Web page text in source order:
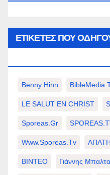
ΕΤΙΚΈΤΕΣ ΠΟΥ
Benny Hinn
LE SALUT EN CHRIST
Sporeas.gr
Www.sporeas.tv ΑΠΑΤΗ
ΒΙΝΤΕΟ Γιάννης